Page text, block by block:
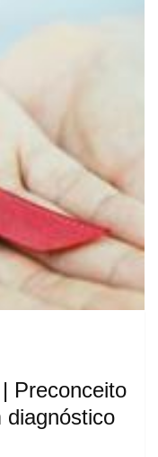
Preconceito
diagnóstico